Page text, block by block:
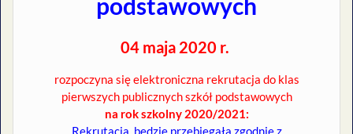
04 maja 2020 r.
rozpoczyna się elektroniczna rekrutacja do klas
pierwszych publicznych szkół podstawowych
na rok szkolny 2020/2021:
Rekrutacja będzie przebiegała zgodnie z